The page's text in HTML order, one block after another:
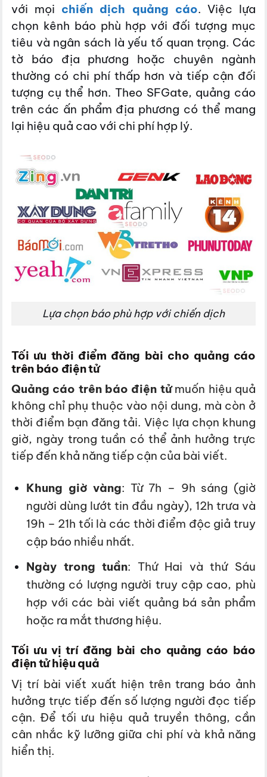
với mọi chiến dịch quảng cáo. Việc lựa
chọn kênh báo phù hợp với đối tượng mục
tiêu và ngân sách là yếu tố quan trọng. Các
tờ báo địa phương hoặc chuyên ngành
thường có chi phí thấp hơn và tiếp cận đối
tượng cụ thể hơn. Theo SFGate, quảng cáo
trên các ấn phẩm địa phương có thể mang
lại hiệu quả cao với chi phí hợp lý.
Lựa chọn báo phù hợp với chiến dịch
Tối ưu thời điểm đăng bài cho quảng cáo
trên báo điện tử
Quảng cáo trên báo điện tửmuốn hiệu quả
không chỉ phụ thuộc vào nội dung, mà còn ở
thời điểm bạn đăng tải. Việc lựa chọn khung
giờ, ngày trong tuần có thể ảnh hưởng trực
tiếp đến khả năng tiếp cận của bài viết.
Khung giờ vàng: Từ 7h – 9h sáng (giờ
người dùng lướt tin đầu ngày), 12h trưa và
19h – 21h tối là các thời điểm độc giả truy
cập báo nhiều nhất.
Ngày trong tuần: Thứ Hai và thứ Sáu
thường có lượng người truy cập cao, phù
hợp với các bài viết quảng bá sản phẩm
hoặc ra mắt thương hiệu.
Tối ưu vị trí đăng bài cho quảng cáo báo
điện tử hiệu quả
Vị trí bài viết xuất hiện trên trang báo ảnh
hưởng trực tiếp đến số lượng người đọc tiếp
cận. Để tối ưu hiệu quả truyền thông, cần
cân nhắc kỹ lưỡng giữa chi phí và khả năng
hiển thị.